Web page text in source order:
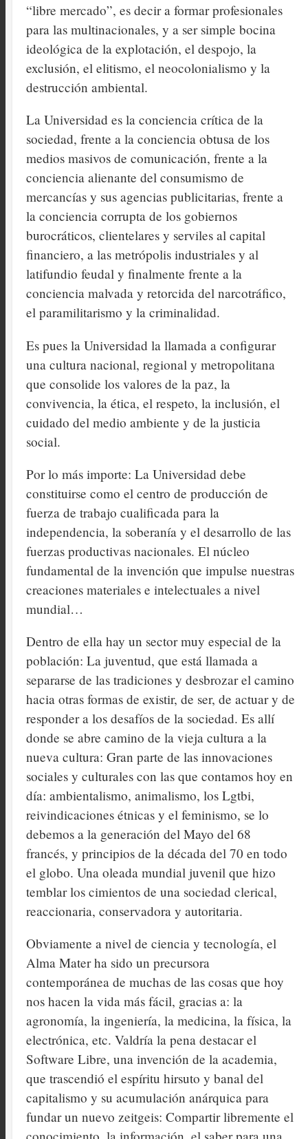
“libre mercado”, es decir a formar profesionales
para las multinacionales, y a ser simple bocina
ideológica de la explotación, el despojo, la
exclusión, el elitismo, el neocolonialismo y la
destrucción ambiental.
La Universidad es la conciencia crítica de la
sociedad, frente a la conciencia obtusa de los
medios masivos de comunicación, frente a la
conciencia alienante del consumismo de
mercancías y sus agencias publicitarias, frente a
la conciencia corrupta de los gobiernos
burocráticos, clientelares y serviles al capital
financiero, a las metrópolis industriales y al
latifundio feudal y finalmente frente a la
conciencia malvada y retorcida del narcotráfico,
el paramilitarismo y la criminalidad.
Es pues la Universidad la llamada a configurar
una cultura nacional, regional y metropolitana
que consolide los valores de la paz, la
convivencia, la ética, el respeto, la inclusión, el
cuidado del medio ambiente y de la justicia
social.
Por lo más importe: La Universidad debe
constituirse como el centro de producción de
fuerza de trabajo cualificada para la
independencia, la soberanía y el desarrollo de las
fuerzas productivas nacionales. El núcleo
fundamental de la invención que impulse nuestras
creaciones materiales e intelectuales a nivel
mundial…
Dentro de ella hay un sector muy especial de la
población: La juventud, que está llamada a
separarse de las tradiciones y desbrozar el camino
hacia otras formas de existir, de ser, de actuar y de
responder a los desafíos de la sociedad. Es allí
donde se abre camino de la vieja cultura a la
nueva cultura: Gran parte de las innovaciones
sociales y culturales con las que contamos hoy en
día: ambientalismo, animalismo, los Lgtbi,
reivindicaciones étnicas y el feminismo, se lo
debemos a la generación del Mayo del 68
francés, y principios de la década del 70 en todo
el globo. Una oleada mundial juvenil que hizo
temblar los cimientos de una sociedad clerical,
reaccionaria, conservadora y autoritaria.
Obviamente a nivel de ciencia y tecnología, el
Alma Mater ha sido un precursora
contemporánea de muchas de las cosas que hoy
nos hacen la vida más fácil, gracias a: la
agronomía, la ingeniería, la medicina, la física, la
electrónica, etc. Valdría la pena destacar el
Software Libre, una invención de la academia,
que trascendió el espíritu hirsuto y banal del
capitalismo y su acumulación anárquica para
fundar un nuevo zeitgeis: Compartir libremente el